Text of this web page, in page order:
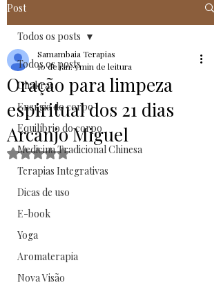
Post
Todos os posts
Chakras
Energia do corpo
Equilíbrio do corpo
Medicina Tradicional Chinesa
Terapias Integrativas
Dicas de uso
E-book
Yoga
Aromaterapia
Nova Visão
Todos os posts
Oração para limpeza
espiritual dos 21 dias
Arcanjo Miguel
Samambaia Terapias
10 de jan.5 min de leitura
Avaliado com NaN de 5 estrelas.